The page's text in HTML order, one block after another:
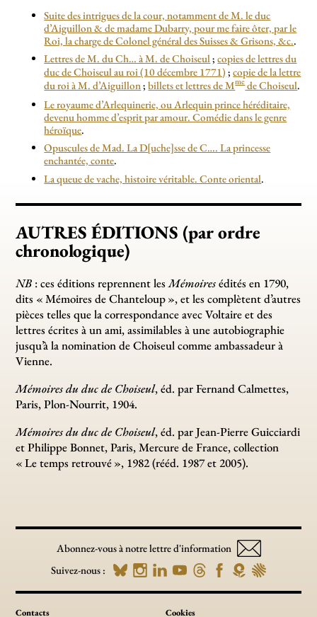
Suite des intrigues de la cour, notamment de M. le duc
d’Aiguillon & de madame Dubarry, pour me faire ôter, par le
Roi, la charge de Colonel général des Suisses & Grisons, &c..
Lettres de M. du Ch… à M. de Choiseul;copies de lettres du
duc de Choiseul au roi (10 décembre 1771) ;copie de la lettre
du roi à M. d’Aiguillon;billets et lettres de Mmede Choiseul.
Le royaume d’Arlequinerie, ou Arlequin prince héréditaire,
devenu homme d’esprit par amour. Comédie dans le genre
héroïque.
Opuscules de Mad. La D[uche]sse de C…. La princesse
enchantée, conte.
La queue de vache, histoire véritable. Conte oriental.
AUTRES ÉDITIONS (par ordre
chronologique)
NB : ces éditions reprennent lesMémoiresédités en 1790,
dits «Mémoires de Chanteloup», et les complètent d’autres
pièces telles que la correspondance avec Voltaire et des
lettres écrites à un ami, assimilables à une autobiographie
jusqu’à la nomination de Choiseul comme ambassadeur à
Vienne.
Mémoires du duc de Choiseul, éd. par Fernand Calmettes,
Paris, Plon-Nourrit, 1904.
Mémoires du duc de Choiseul, éd. par Jean-Pierre Guicciardi
et Philippe Bonnet, Paris, Mercure de France, collection
«Le temps retrouvé», 1982 (rééd. 1987 et 2005).
Abonnez-vous à notre lettre d'information
Suivez-nous :
Contacts Cookies